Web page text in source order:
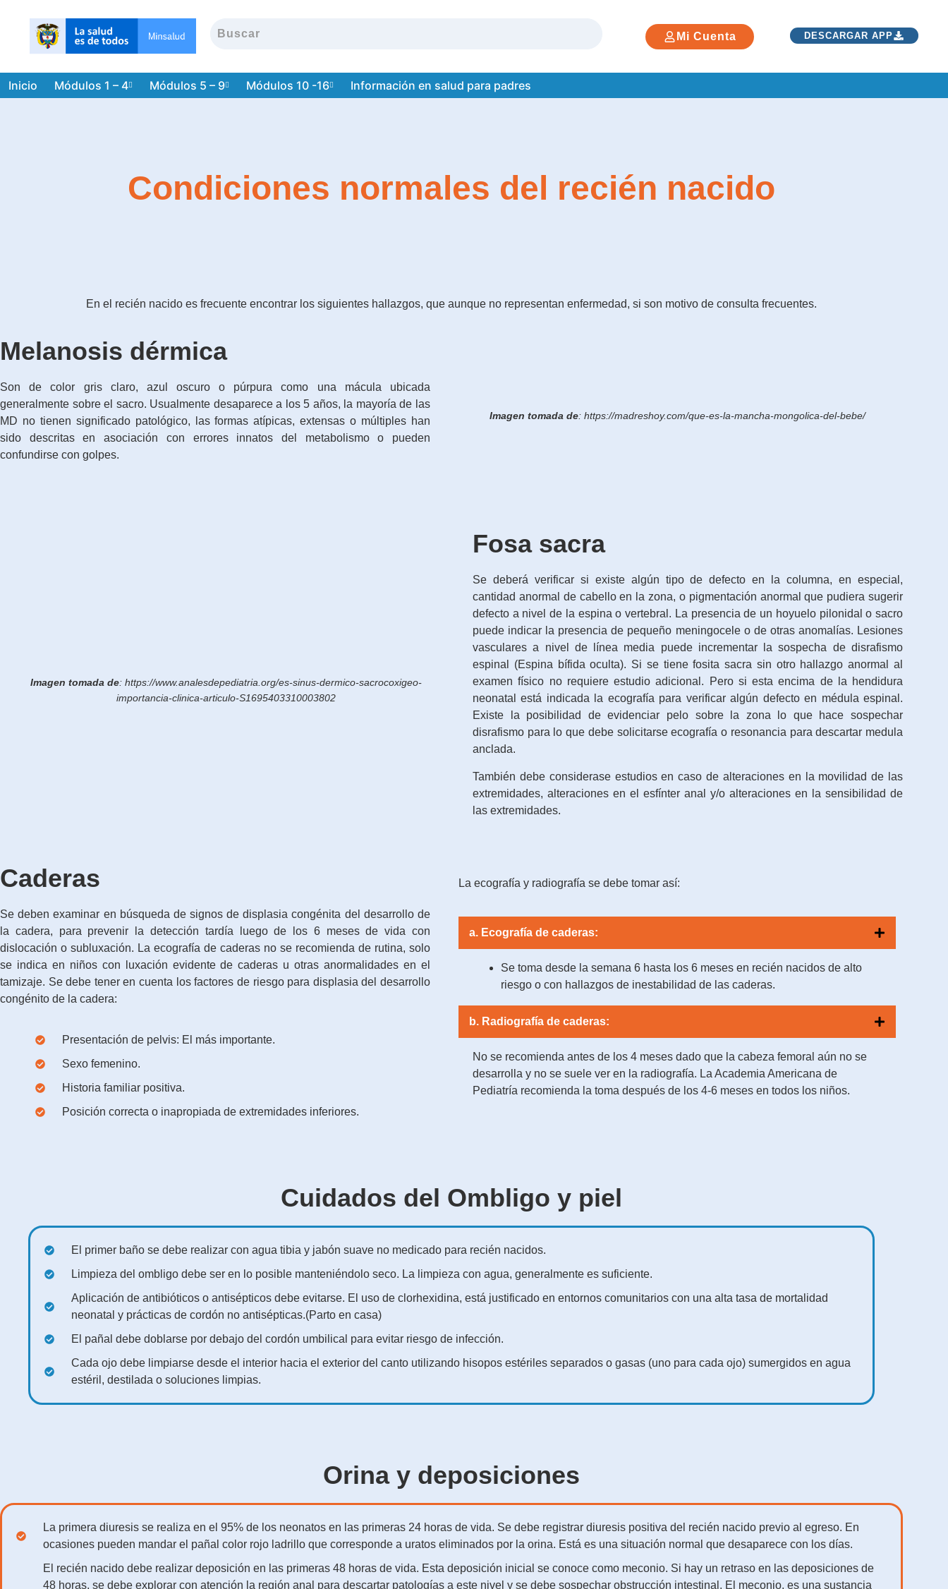
Mi Cuenta DESCARGAR APP
Inicio Módulos 1 – 4 Módulos 5 – 9 Módulos 10 -16 Información en salud para padres
Condiciones normales del recién nacido
En el recién nacido es frecuente encontrar los siguientes hallazgos, que aunque no representan enfermedad, si son motivo de consulta frecuentes.
Melanosis dérmica
Son de color gris claro, azul oscuro o púrpura como una mácula ubicada
generalmente sobre el sacro. Usualmente desaparece a los 5 años, la mayoría de las
MD no tienen significado patológico, las formas atípicas, extensas o múltiples han
sido descritas en asociación con errores innatos del metabolismo o pueden
confundirse con golpes.
Imagen tomada de: https://madreshoy.com/que-es-la-mancha-mongolica-del-bebe/
Imagen tomada de: https://www.analesdepediatria.org/es-sinus-dermico-sacrocoxigeo-
importancia-clinica-articulo-S1695403310003802
Fosa sacra
Se deberá verificar si existe algún tipo de defecto en la columna, en especial,
cantidad anormal de cabello en la zona, o pigmentación anormal que pudiera sugerir
defecto a nivel de la espina o vertebral. La presencia de un hoyuelo pilonidal o sacro
puede indicar la presencia de pequeño meningocele o de otras anomalías. Lesiones
vasculares a nivel de línea media puede incrementar la sospecha de disrafismo
espinal (Espina bífida oculta). Si se tiene fosita sacra sin otro hallazgo anormal al
examen físico no requiere estudio adicional. Pero si esta encima de la hendidura
neonatal está indicada la ecografía para verificar algún defecto en médula espinal.
Existe la posibilidad de evidenciar pelo sobre la zona lo que hace sospechar
disrafismo para lo que debe solicitarse ecografía o resonancia para descartar medula
anclada.
También debe considerase estudios en caso de alteraciones en la movilidad de las
extremidades, alteraciones en el esfínter anal y/o alteraciones en la sensibilidad de
las extremidades.
Caderas
Se deben examinar en búsqueda de signos de displasia congénita del desarrollo de
la cadera, para prevenir la detección tardía luego de los 6 meses de vida con
dislocación o subluxación. La ecografía de caderas no se recomienda de rutina, solo
se indica en niños con luxación evidente de caderas u otras anormalidades en el
tamizaje. Se debe tener en cuenta los factores de riesgo para displasia del desarrollo
congénito de la cadera:
Presentación de pelvis: El más importante.
Sexo femenino.
Historia familiar positiva.
Posición correcta o inapropiada de extremidades inferiores.
La ecografía y radiografía se debe tomar así:
a. Ecografía de caderas:
Se toma desde la semana 6 hasta los 6 meses en recién nacidos de alto
riesgo o con hallazgos de inestabilidad de las caderas.
b. Radiografía de caderas:
No se recomienda antes de los 4 meses dado que la cabeza femoral aún no se
desarrolla y no se suele ver en la radiografía. La Academia Americana de
Pediatría recomienda la toma después de los 4-6 meses en todos los niños.
Cuidados del Ombligo y piel
El primer baño se debe realizar con agua tibia y jabón suave no medicado para recién nacidos.
Limpieza del ombligo debe ser en lo posible manteniéndolo seco. La limpieza con agua, generalmente es suficiente.
Aplicación de antibióticos o antisépticos debe evitarse. El uso de clorhexidina, está justificado en entornos comunitarios con una alta tasa de mortalidad
neonatal y prácticas de cordón no antisépticas.(Parto en casa)
El pañal debe doblarse por debajo del cordón umbilical para evitar riesgo de infección.
Cada ojo debe limpiarse desde el interior hacia el exterior del canto utilizando hisopos estériles separados o gasas (uno para cada ojo) sumergidos en agua
estéril, destilada o soluciones limpias.
Orina y deposiciones
La primera diuresis se realiza en el 95% de los neonatos en las primeras 24 horas de vida. Se debe registrar diuresis positiva del recién nacido previo al egreso. En
ocasiones pueden mandar el pañal color rojo ladrillo que corresponde a uratos eliminados por la orina. Está es una situación normal que desaparece con los días.
El recién nacido debe realizar deposición en las primeras 48 horas de vida. Esta deposición inicial se conoce como meconio. Si hay un retraso en las deposiciones de
48 horas, se debe explorar con atención la región anal para descartar patologías a este nivel y se debe sospechar obstrucción intestinal. El meconio, es una sustancia